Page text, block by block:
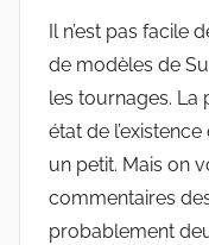
Il n’est pas facile
de modèles de
les tournages. La
état de
un petit. Mais on
commentaires
probablement